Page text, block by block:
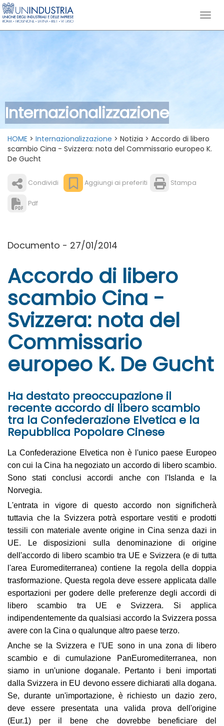
Internazionalizzazione
HOME > Internazionalizzazione > Notizia > Accordo di libero
scambio Cina - Svizzera: nota del Commissario europeo K.
De Gucht
Condividi Aggiungi ai preferiti Stampa
Pdf
Documento - 27/01/2014
Accordo di libero
scambio Cina -
Svizzera: nota del
Commissario
europeo K. De Gucht
Ha destato preoccupazione il
recente accordo di libero scambio
tra la Confederazione Elvetica e la
Repubblica Popolare Cinese
La Confederazione Elvetica non è l'unico paese Europeo
con cui la Cina ha negoziato un accordo di libero scambio.
Sono stati conclusi accordi anche con l'Islanda e la
Norvegia.
L'entrata in vigore di questo accordo non significherà
tuttavia che la Svizzera potrà esportare vestiti e prodotti
tessili con materiale avente origine in Cina senza dazi in
UE. Le disposizioni sulla denominazione di origine
dell'accordo di libero scambio tra UE e Svizzera (e di tutta
l'area Euromediterranea) contiene la regola della doppia
trasformazione. Questa regola deve essere applicata dalle
esportazioni per godere delle preferenze degli accordi di
libero scambio tra UE e Svizzera. Si applica
indipendentemente da qualsiasi accordo la Svizzera possa
avere con la Cina o qualunque altro paese terzo.
Anche se la Svizzera e l'UE sono in una zona di libero
scambio e di cumulazione PanEuromediterranea, non
siamo in un'unione doganale. Pertanto i beni importati
dalla Svizzera in EU devono essere dichiarati alla dogana.
Se, durante un'importazione, è richiesto un dazio zero,
deve essere presentata una valida prova dell'origine
(Eur.1) per il bene che dovrebbe beneficiare del